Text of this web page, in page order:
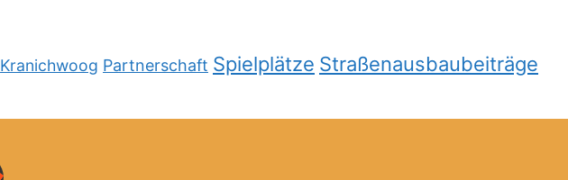
Kranichwoog Partnerschaft Spielplätze Straßenausbaubeiträge